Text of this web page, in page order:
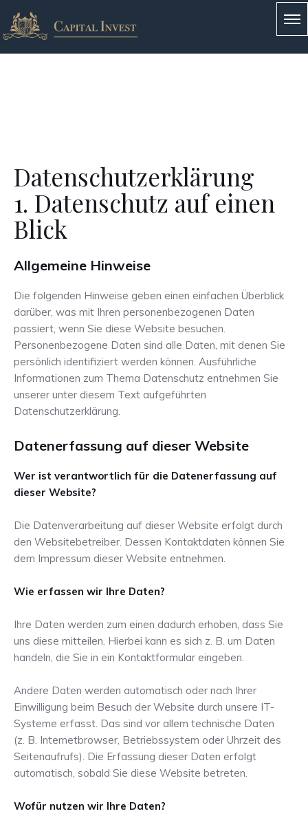
Datenschutz­erklärung
1. Datenschutz auf einen
Blick
Allgemeine Hinweise
Die folgenden Hinweise geben einen einfachen Überblick
darüber, was mit Ihren personenbezogenen Daten
passiert, wenn Sie diese Website besuchen.
Personenbezogene Daten sind alle Daten, mit denen Sie
persönlich identifiziert werden können. Ausführliche
Informationen zum Thema Datenschutz entnehmen Sie
unserer unter diesem Text aufgeführten
Datenschutzerklärung.
Datenerfassung auf dieser Website
Wer ist verantwortlich für die Datenerfassung auf
dieser Website?
Die Datenverarbeitung auf dieser Website erfolgt durch
den Websitebetreiber. Dessen Kontaktdaten können Sie
dem Impressum dieser Website entnehmen.
Wie erfassen wir Ihre Daten?
Ihre Daten werden zum einen dadurch erhoben, dass Sie
uns diese mitteilen. Hierbei kann es sich z. B. um Daten
handeln, die Sie in ein Kontaktformular eingeben.
Andere Daten werden automatisch oder nach Ihrer
Einwilligung beim Besuch der Website durch unsere IT-
Systeme erfasst. Das sind vor allem technische Daten
(z. B. Internetbrowser, Betriebssystem oder Uhrzeit des
Seitenaufrufs). Die Erfassung dieser Daten erfolgt
automatisch, sobald Sie diese Website betreten.
Wofür nutzen wir Ihre Daten?